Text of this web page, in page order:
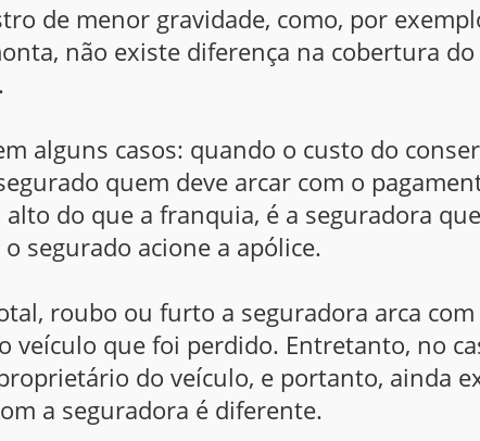
de menor gravidade, como, por
não existe diferença na cobertura
alguns casos: quando o custo do
quem deve arcar com o
do que a franquia, é a seguradora
segurado acione a apólice.
roubo ou furto a seguradora arca
veículo que foi perdido. Entretanto, no
do veículo, e portanto, ainda
a seguradora é diferente.